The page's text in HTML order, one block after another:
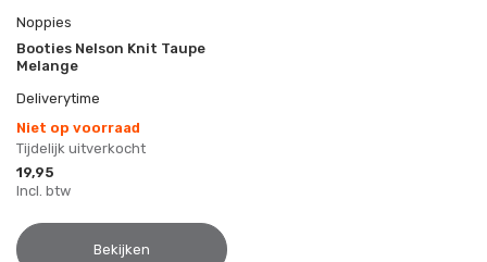
Noppies
Booties Nelson Knit Taupe
Melange
Deliverytime
Niet op voorraad
Tijdelijk uitverkocht
19,95
Incl. btw
Bekijken